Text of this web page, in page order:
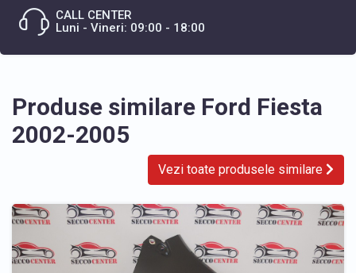
CALL CENTER
Luni - Vineri: 09:00 - 18:00
Produse similare Ford Fiesta
2002-2005
Vezi toate produsele similare